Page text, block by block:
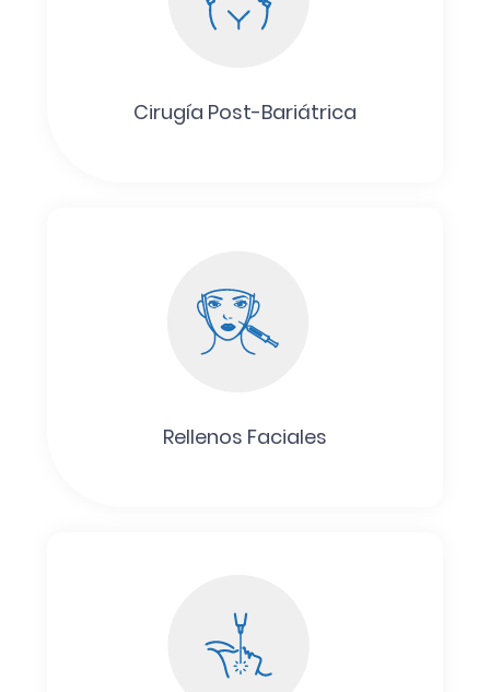
Cirugía Post-Bariátrica
Rellenos Faciales